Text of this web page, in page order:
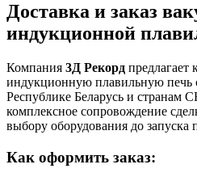
Доставка и заказ
индукционной
Компания 3Д Рекорд предлагает
индукционную плавильную печь
Республике Беларусь и странам
комплексное сопровождение
выбору оборудования до запуска
Как оформить заказ: